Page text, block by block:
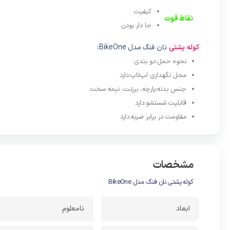
نقاط قوت
کیفیت
جا دار بودن
کوله پشتی نان فنگ مدل BikeOne:
نحوه حمل:دو بندی
محل نگهداری لپ‌تاپ:دارد
جنس بدنه:پارچه، برزنت، نیمه سخت
قابلیت شستشو:دارد
مقاومت در برابر ضربه:دارد
مشخصات
کوله پشتی نان فنگ مدل BikeOne
ابعاد نامعلوم